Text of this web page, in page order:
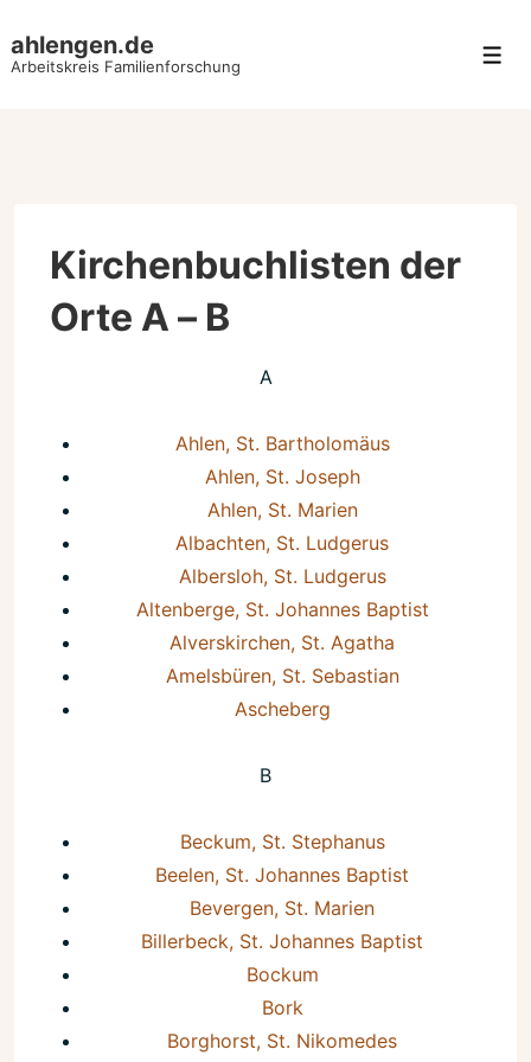
Zum
ahlengen.de
Arbeitskreis Familienforschung
Kirchenbuchlisten der
Orte A – B
A
Ahlen, St. Bartholomäus
Ahlen, St. Joseph
Ahlen, St. Marien
Albachten, St. Ludgerus
Albersloh, St. Ludgerus
Altenberge, St. Johannes Baptist
Alverskirchen, St. Agatha
Amelsbüren, St. Sebastian
Ascheberg
B
Beckum, St. Stephanus
Beelen, St. Johannes Baptist
Bevergen, St. Marien
Billerbeck, St. Johannes Baptist
Bockum
Bork
Borghorst, St. Nikomedes